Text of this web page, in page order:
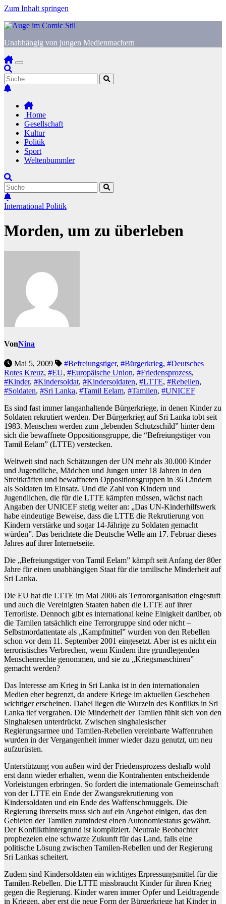
Zum Inhalt springen
Unabhängig von jungen Medienmachern
Home
Gesellschaft
Kultur
Politik
Sport
Weltenbummler
International Politik
Morden, um zu überleben
VonNina
Mai 5, 2009 #Befreiungstiger, #Bürgerkrieg, #Deutsches
Rotes Kreuz, #EU, #Europäische Union, #Friedensprozess,
#Kinder, #Kindersoldat, #Kindersoldaten, #LTTE, #Rebellen,
#Soldaten, #Sri Lanka, #Tamil Eelam, #Tamilen, #UNICEF
Es sind fast immer langanhaltende Bürgerkriege, in denen Kinder zu
Soldaten rekrutiert werden. Der Bürgerkrieg auf Sri Lanka tobt seit
1983. Menschen werden zum „lebenden Schutzschild” hinter dem
sich die bewaffnete Oppositionsgruppe, die “Befreiungstiger von
Tamil Eelam” (LTTE) verstecken.
Weltweit sind nach Schätzungen der UN mehr als 30.000 Kinder
und Jugendliche, Mädchen und Jungen unter 18 Jahren in den
Streitkräften und bewaffneten Oppositionsgruppen in 36 Ländern
als Soldaten im Einsatz. Und die Zahl von Kindern und
Jugendlichen, die für die LTTE kämpfen müssen, wächst nach
Angaben der UNICEF stetig weiter an: „Das UN-Kinderhilfswerk
habe eindeutige Beweise, dass die LTTE die Rekrutierung von
Kindern verstärke und sogar 14-Jährige zu Soldaten gemacht
würden”. Das berichtete die Deutsche Welle am 17. Februar dieses
Jahres auf ihrer Internetseite.
Die „Befreiungstiger von Tamil Eelam” kämpft seit Anfang der 80er
Jahre für einen unabhängigen Staat für die tamilische Minderheit auf
Sri Lanka.
Die EU hat die LTTE im Mai 2006 als Terrororganisation eingestuft
und auch die Vereinigten Staaten haben die LTTE auf ihrer
Terrorliste. Dennoch gibt es international keine Einigkeit darüber, ob
die Tamilen tatsächlich eine Terrorgruppe sind oder nicht –
Selbstmordattentate als „Kampfmittel” wurden von den Rebellen
schon vor dem 11. September 2001 eingesetzt. Aber ist es nicht ein
terroristisches Verbrechen, wenn Kindern ihre grundlegenden
Menschenrechte genommen, und sie zu „Kriegsmaschinen”
gemacht werden?
Das Interesse am Krieg in Sri Lanka ist in den internationalen
Medien eher begrenzt, da andere Kriege im aktuellen Geschehen
wichtiger erscheinen. Dabei liegen die Wurzeln des Konflikts in Sri
Lanka tief vergraben. Die Minderheit der Tamilen fühlt sich von den
Singhalesen unterdrückt. Zwischen singhalesischer
Regierungsarmee und Tamilen-Rebellen vereinbarte Waffenruhen
wurden in der Vergangenheit immer wieder dazu genutzt, um neu
aufzurüsten.
Unterstützung von außen wird der Friedensprozess deshalb wohl
erst dann wieder erhalten, wenn die Kontrahenten entscheidende
Vorleistungen erbringen. So fordert die internationale Gemeinschaft
von der LTTE ein Ende der Zwangsrekrutierung von
Kindersoldaten und ein Ende des Waffenschmuggels. Die
Regierung ihrerseits muss sich auf ein Angebot einigen, das den
Gebieten der Tamilen zumindest einen Autonomiestatus gewährt.
Der Konflikthintergrund ist kompliziert. Neutrale Beobachter
prophezeien eine schwarze Zukunft für das Land, falls eine
politische Lösung zwischen Tamilen-Rebellen und der Regierung
Sri Lankas scheitert.
Zudem sind Kindersoldaten ein wichtiges Erpressungsmittel für die
Tamilen-Rebellen. Die LTTE missbraucht Kinder für ihren Krieg
gegen die Regierung. Kinder waren immer Opfer und Leidtragende
in Kriegen, aber erst die neue Form der Bürgerkriege hat Kinder in